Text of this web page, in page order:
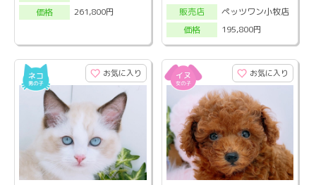
価格
261,800円 販売店
ペッツワン小牧店
価格
195,800円
お気に入り お気に入り